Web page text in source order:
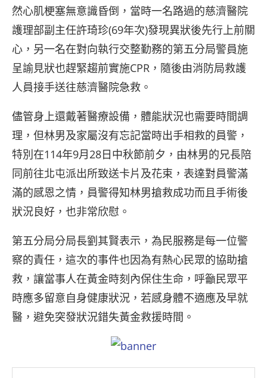
然心肌梗塞無意識昏倒，當時一名路過的慈濟醫院
護理部副主任許琦珍(69年次)發現異狀後先行上前關
心，另一名在對向執行交整勤務的第五分局警員施
呈諭見狀也趕緊趨前實施CPR，隨後由消防局救護
人員接手送往慈濟醫院急救。
儘管身上還戴著醫療設備，體能狀況也需要時間調
理，但林男及家屬沒有忘記當時出手相救的員警，
特別在114年9月28日中秋節前夕，由林男的兄長陪
同前往北屯派出所致送卡片及花束，表達對員警滿
滿的感恩之情，員警得知林男搶救成功而且手術後
狀況良好，也非常欣慰。
第五分局分局長劉其賢表示，為民服務是每一位警
察的責任，這次的事件也因為有熱心民眾的協助搶
救，讓當事人在黃金時刻內保住生命，呼籲民眾平
時應多留意自身健康狀況，若感身體不適應及早就
醫，避免突發狀況錯失黃金救援時間。